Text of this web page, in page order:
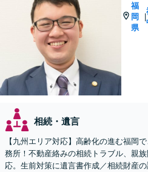
福
岡
県
相続・遺言
【九州エリア対応】高齢化の進む福岡
務所！不動産絡みの相続トラブル、親
応。生前対策に遺言書作成／相続財産